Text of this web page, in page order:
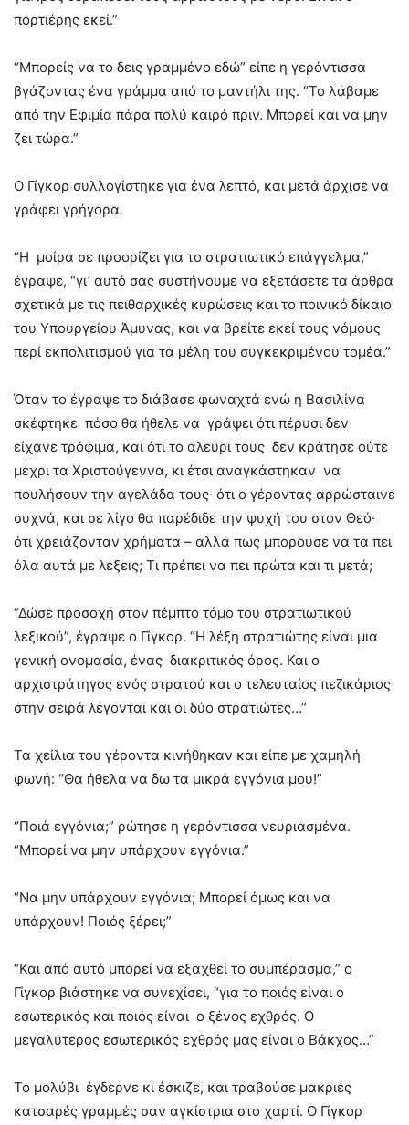
πορτιέρης εκεί.”
“Μπορείς να το δεις γραμμένο εδώ” είπε η γερόντισσα
βγάζοντας ένα γράμμα από το μαντήλι της. “Το λάβαμε
από την Εφιμία πάρα πολύ καιρό πριν. Μπορεί και να μην
ζει τώρα.”
Ο Γίγκορ συλλογίστηκε για ένα λεπτό, και μετά άρχισε να
γράφει γρήγορα.
“Η μοίρα σε προορίζει για το στρατιωτικό επάγγελμα,”
έγραψε, “γι’ αυτό σας συστήνουμε να εξετάσετε τα άρθρα
σχετικά με τις πειθαρχικές κυρώσεις και το ποινικό δίκαιο
του Υπουργείου Άμυνας, και να βρείτε εκεί τους νόμους
περί εκπολιτισμού για τα μέλη του συγκεκριμένου τομέα.”
Όταν το έγραψε το διάβασε φωναχτά ενώ η Βασιλίνα
σκέφτηκε πόσο θα ήθελε να γράψει ότι πέρυσι δεν
είχανε τρόφιμα, και ότι το αλεύρι τους δεν κράτησε ούτε
μέχρι τα Χριστούγεννα, κι έτσι αναγκάστηκαν να
πουλήσουν την αγελάδα τους· ότι ο γέροντας αρρώσταινε
συχνά, και σε λίγο θα παρέδιδε την ψυχή του στον Θεό·
ότι χρειάζονταν χρήματα – αλλά πως μπορούσε να τα πει
όλα αυτά με λέξεις; Τι πρέπει να πει πρώτα και τι μετά;
“Δώσε προσοχή στον πέμπτο τόμο του στρατιωτικού
λεξικού”, έγραψε ο Γίγκορ. “Η λέξη στρατιώτης είναι μια
γενική ονομασία, ένας διακριτικός όρος. Και ο
αρχιστράτηγος ενός στρατού και ο τελευταίος πεζικάριος
στην σειρά λέγονται και οι δύο στρατιώτες…”
Τα χείλια του γέροντα κινήθηκαν και είπε με χαμηλή
φωνή: “Θα ήθελα να δω τα μικρά εγγόνια μου!”
“Ποιά εγγόνια;” ρώτησε η γερόντισσα νευριασμένα.
“Μπορεί να μην υπάρχουν εγγόνια.”
“Να μην υπάρχουν εγγόνια; Μπορεί όμως και να
υπάρχουν! Ποιός ξέρει;”
“Και από αυτό μπορεί να εξαχθεί το συμπέρασμα,” ο
Γίγκορ βιάστηκε να συνεχίσει, “για το ποιός είναι ο
εσωτερικός και ποιός είναι ο ξένος εχθρός. Ο
μεγαλύτερος εσωτερικός εχθρός μας είναι ο Βάκχος…”
Το μολύβι έγδερνε κι έσκιζε, και τραβούσε μακριές
κατσαρές γραμμές σαν αγκίστρια στο χαρτί. Ο Γίγκορ